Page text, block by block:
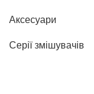
Аксесуари
Серії змішувачів